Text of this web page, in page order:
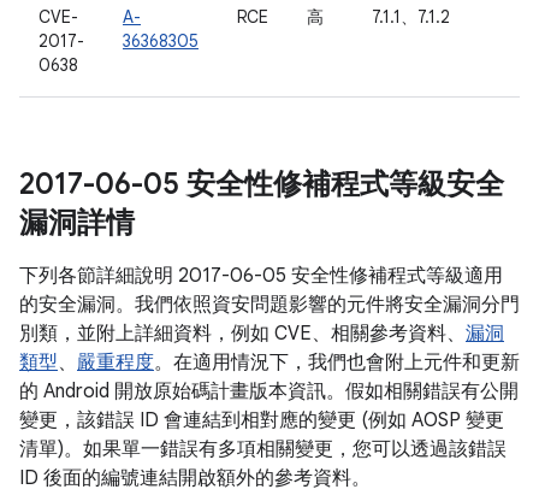
CVE-
2017-
0638
A-
36368305
RCE 高 7.1.1、7.1.2
2017-06-05 安全性修補程式等級安全
漏洞詳情
下列各節詳細說明 2017-06-05 安全性修補程式等級適用
的安全漏洞。我們依照資安問題影響的元件將安全漏洞分門
別類，並附上詳細資料，例如 CVE、相關參考資料、 漏洞
類型、 嚴重程度。在適用情況下，我們也會附上元件和更新
的 Android 開放原始碼計畫版本資訊。假如相關錯誤有公開
變更，該錯誤 ID 會連結到相對應的變更 (例如 AOSP 變更
清單)。如果單一錯誤有多項相關變更，您可以透過該錯誤
ID 後面的編號連結開啟額外的參考資料。